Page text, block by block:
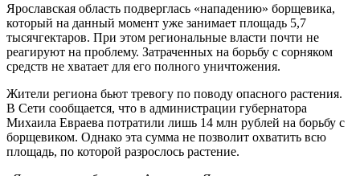
Ярославская область подверглась «нападению» борщевика,
который на данный момент уже занимает площадь 5,7
тысячгектаров. При этом региональные власти почти не
реагируют на проблему. Затраченных на борьбу с сорняком
средств не хватает для его полного уничтожения.
Жители региона бьют тревогу по поводу опасного растения.
В Сети сообщается, что в администрации губернатора
Михаила Евраева потратили лишь 14 млн рублей на борьбу с
борщевиком. Однако эта сумма не позволит охватить всю
площадь, по которой разрослось растение.